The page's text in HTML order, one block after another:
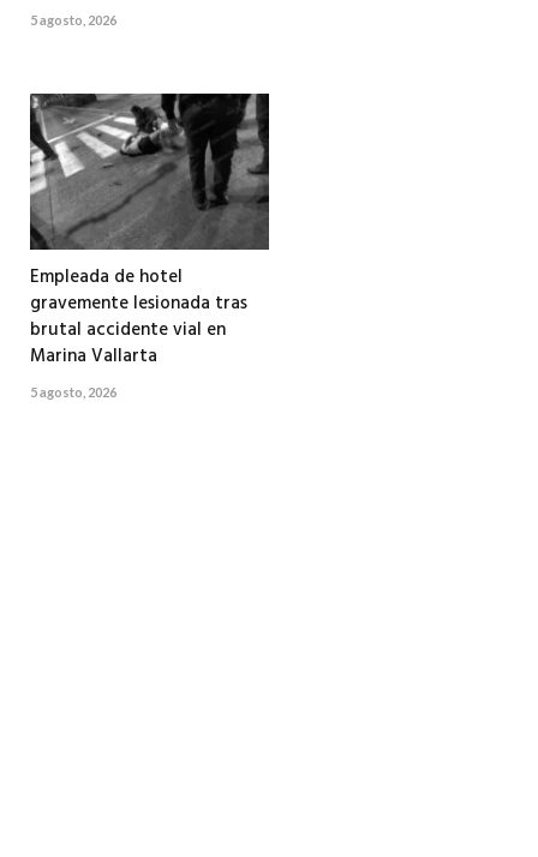
5 agosto, 2026
Empleada de hotel
gravemente lesionada tras
brutal accidente vial en
Marina Vallarta
5 agosto, 2026